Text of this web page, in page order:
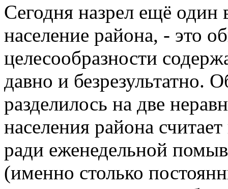
Сегодня назрел ещё
население района, - это
целесообразности
давно и безрезультатно.
разделилось на две
населения района
ради еженедельной
(именно столько